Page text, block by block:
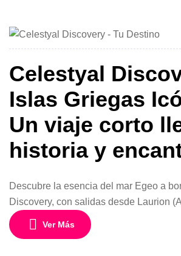
Celestyal
Islas Griegas
Un viaje corto
historia y
Descubre la esencia del mar Egeo a
Discovery, con salidas desde Laurion
entre junio 2025 y noviembre 2026.
y 3 noches es la manera perfecta de
Ver Más